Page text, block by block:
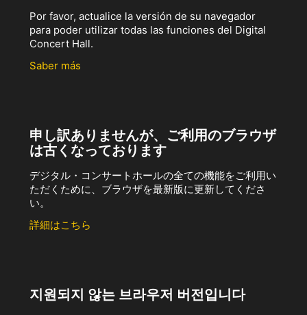
Por favor, actualice la versión de su navegador
para poder utilizar todas las funciones del Digital
Concert Hall.
Saber más
申し訳ありませんが、ご利用のブラウザ
は古くなっております
デジタル・コンサートホールの全ての機能をご利用い
ただくために、ブラウザを最新版に更新してくださ
い。
詳細はこちら
지원되지 않는 브라우저 버전입니다